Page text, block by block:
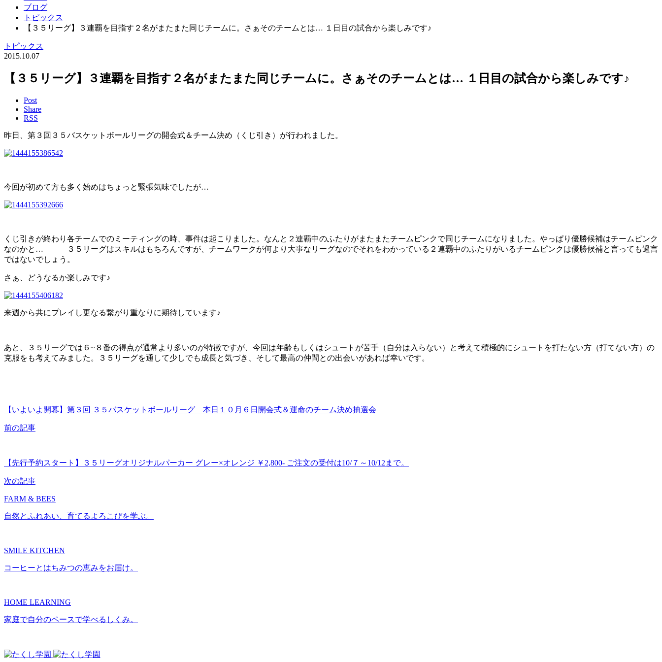
ブログ
トピックス
【３５リーグ】３連覇を目指す２名がまたまた同じチームに。さぁそのチームとは… １日目の試合から楽しみです♪
トピックス
2015.10.07
【３５リーグ】３連覇を目指す２名がまたまた同じチームに。さぁそのチームとは… １日目の試合から楽しみです♪
Post
Share
RSS
昨日、第３回３５バスケットボールリーグの開会式＆チーム決め（くじ引き）が行われました。
今回が初めて方も多く始めはちょっと緊張気味でしたが…
くじ引きが終わり各チームでのミーティングの時、事件は起こりました。なんと２連覇中のふたりがまたまたチームピンクで同じチームになりました。やっぱり優勝候補はチームピンク
なのかと… ３５リーグはスキルはもちろんですが、チームワークが何より大事なリーグなのでそれをわかっている２連覇中のふたりがいるチームピンクは優勝候補と言っても過言
ではないでしょう。
さぁ、どうなるか楽しみです♪
来週から共にプレイし更なる繋がり重なりに期待しています♪
あと、３５リーグでは６~８番の得点が通常より多いのが特徴ですが、今回は年齢もしくはシュートが苦手（自分は入らない）と考えて積極的にシュートを打たない方（打てない方）の
克服をも考えてみました。３５リーグを通して少しでも成長と気づき、そして最高の仲間との出会いがあれば幸いです。
【いよいよ開幕】第３回 ３５バスケットボールリーグ 本日１０月６日開会式＆運命のチーム決め抽選会
前の記事
【先行予約スタート】３５リーグオリジナルパーカー グレー×オレンジ ￥2,800- ご注文の受付は10/７～10/12まで。
次の記事
FARM & BEES
自然とふれあい、育てるよろこびを学ぶ。
SMILE KITCHEN
コーヒーとはちみつの恵みをお届け。
HOME LEARNING
家庭で自分のペースで学べるしくみ。